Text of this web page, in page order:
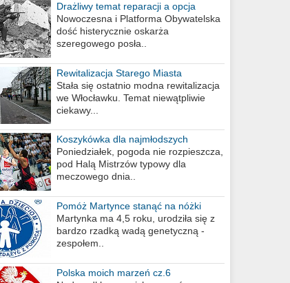
Drażliwy temat reparacji a opcja
berlińska
Nowoczesna i Platforma Obywatelska
dość histerycznie oskarża
szeregowego posła..
Rewitalizacja Starego Miasta
Stała się ostatnio modna rewitalizacja
we Włocławku. Temat niewątpliwie
ciekawy...
Koszykówka dla najmłodszych
Poniedziałek, pogoda nie rozpieszcza,
pod Halą Mistrzów typowy dla
meczowego dnia..
Pomóż Martynce stanąć na nóżki
Martynka ma 4,5 roku, urodziła się z
bardzo rzadką wadą genetyczną -
zespołem..
Polska moich marzeń cz.6